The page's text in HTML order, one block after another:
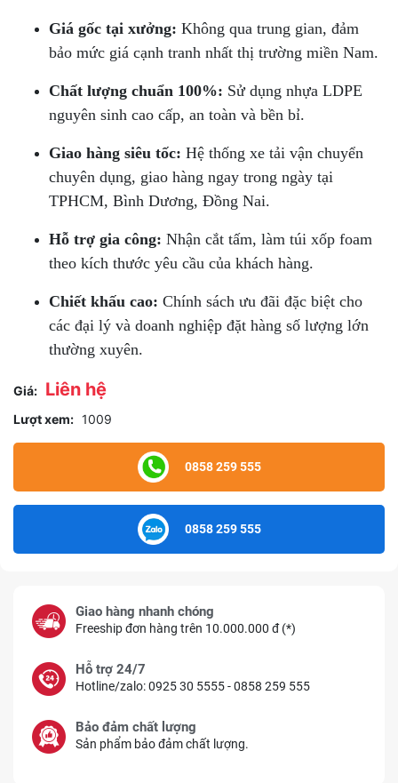
Giá gốc tại xưởng: Không qua trung gian, đảm
bảo mức giá cạnh tranh nhất thị trường miền Nam.
Chất lượng chuẩn 100%: Sử dụng nhựa LDPE
nguyên sinh cao cấp, an toàn và bền bỉ.
Giao hàng siêu tốc: Hệ thống xe tải vận chuyển
chuyên dụng, giao hàng ngay trong ngày tại
TPHCM, Bình Dương, Đồng Nai.
Hỗ trợ gia công: Nhận cắt tấm, làm túi xốp foam
theo kích thước yêu cầu của khách hàng.
Chiết khấu cao: Chính sách ưu đãi đặc biệt cho
các đại lý và doanh nghiệp đặt hàng số lượng lớn
thường xuyên.
Giá: Liên hệ
Lượt xem: 1009
0858 259 555
0858 259 555
Giao hàng nhanh chóng
Freeship đơn hàng trên 10.000.000 đ (*)
Hỗ trợ 24/7
Hotline/zalo: 0925 30 5555 - 0858 259 555
Bảo đảm chất lượng
Sản phẩm bảo đảm chất lượng.